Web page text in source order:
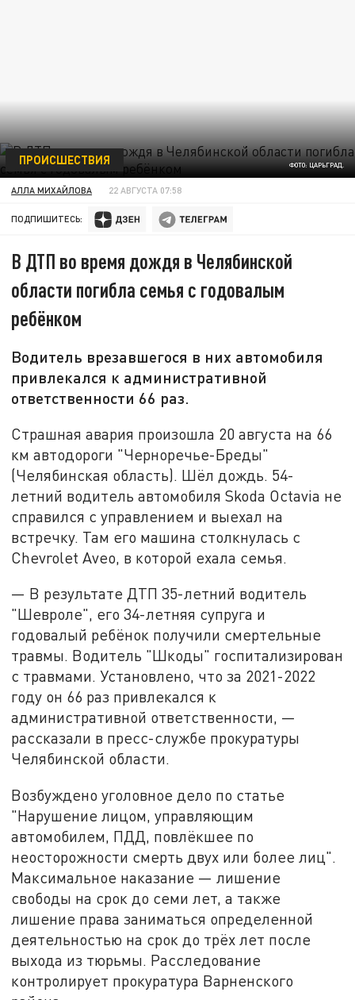
ФОТО: ЦАРЬГРАД.
ПРОИСШЕСТВИЯ
АЛЛА МИХАЙЛОВА 22 АВГУСТА 07:58
ПОДПИШИТЕСЬ:
В ДТП во время дождя в Челябинской
области погибла семья с годовалым
ребёнком
Водитель врезавшегося в них автомобиля
привлекался к административной
ответственности 66 раз.
Страшная авария произошла 20 августа на 66
км автодороги "Черноречье-Бреды"
(Челябинская область). Шёл дождь. 54-
летний водитель автомобиля Skoda Octavia не
справился с управлением и выехал на
встречку. Там его машина столкнулась с
Chevrolet Aveo, в которой ехала семья.
— В результате ДТП 35-летний водитель
"Шевроле", его 34-летняя супруга и
годовалый ребёнок получили смертельные
травмы. Водитель "Шкоды" госпитализирован
с травмами. Установлено, что за 2021-2022
году он 66 раз привлекался к
административной ответственности, —
рассказали в пресс-службе прокуратуры
Челябинской области.
Возбуждено уголовное дело по статье
"Нарушение лицом, управляющим
автомобилем, ПДД, повлёкшее по
неосторожности смерть двух или более лиц".
Максимальное наказание — лишение
свободы на срок до семи лет, а также
лишение права заниматься определенной
деятельностью на срок до трёх лет после
выхода из тюрьмы. Расследование
контролирует прокуратура Варненского